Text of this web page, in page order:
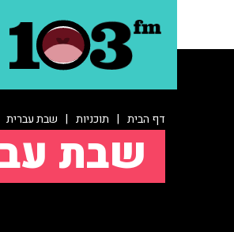
דף הבית | תוכניות | שבת עברית
שבת